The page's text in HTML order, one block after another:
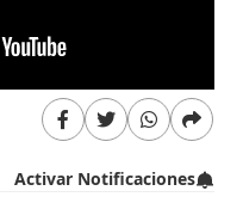
Activar Notificaciones